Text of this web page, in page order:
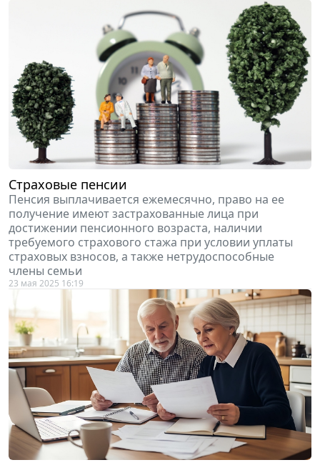
Страховые пенсии
Пенсия выплачивается ежемесячно, право на ее
получение имеют застрахованные лица при
достижении пенсионного возраста, наличии
требуемого страхового стажа при условии уплаты
страховых взносов, а также нетрудоспособные
члены семьи
23 мая 2025 16:19